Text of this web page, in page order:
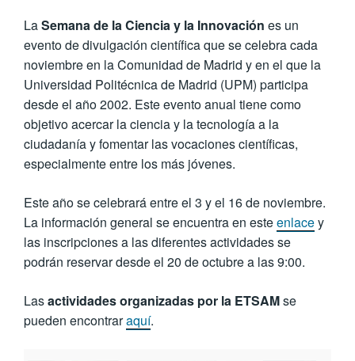
LaSemana de la Ciencia y la Innovación es un
evento de divulgación científica que se celebra cada
noviembre en la Comunidad de Madrid y en el que la
Universidad Politécnica de Madrid (UPM) participa
desde el año 2002. Este evento anual tiene como
objetivo acercar la ciencia y la tecnología a la
ciudadanía y fomentar las vocaciones científicas,
especialmente entre los más jóvenes.
Este año se celebrará entre el 3 y el 16 de noviembre.
La información general se encuentra en esteenlacey
las inscripciones a las diferentes actividades se
podrán reservar desde el 20 de octubre a las 9:00.
Lasactividades organizadas por la ETSAMse
pueden encontraraquí.